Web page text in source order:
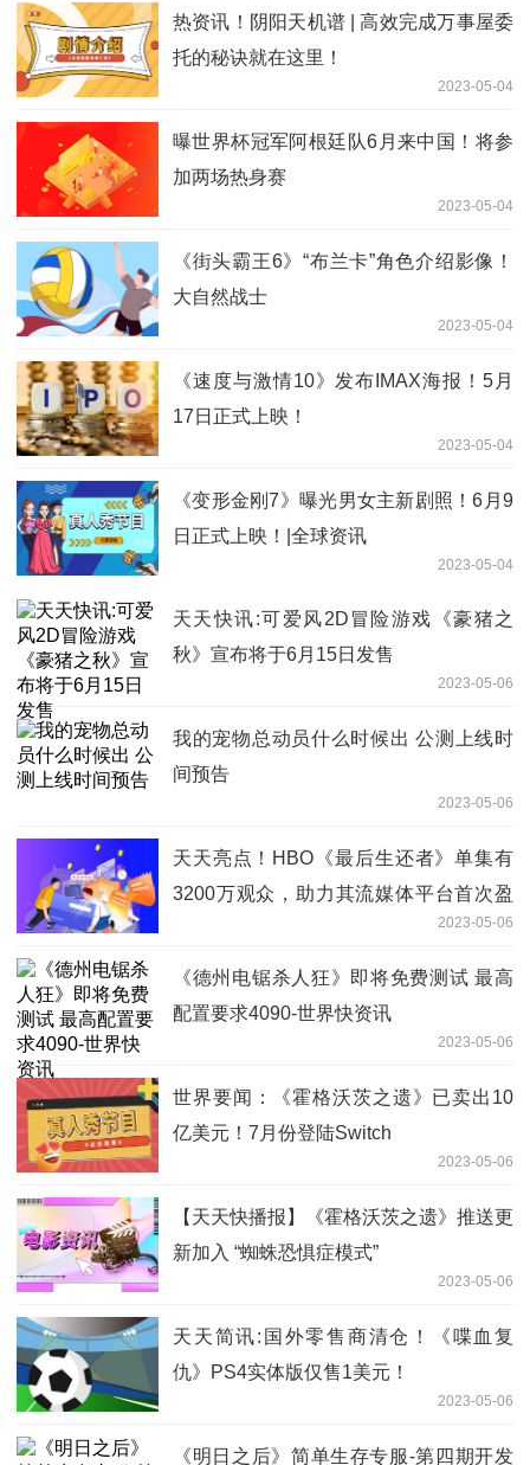
热资讯！阴阳天机谱 | 高效完成万事屋委
托的秘诀就在这里！
2023-05-04
曝世界杯冠军阿根廷队6月来中国！将参
加两场热身赛
2023-05-04
《街头霸王6》“布兰卡”角色介绍影像！
大自然战士
2023-05-04
《速度与激情10》发布IMAX海报！5月
17日正式上映！
2023-05-04
《变形金刚7》曝光男女主新剧照！6月9
日正式上映！|全球资讯
2023-05-04
天天快讯:可爱风2D冒险游戏《豪猪之
秋》宣布将于6月15日发售
2023-05-06
我的宠物总动员什么时候出 公测上线时
间预告
2023-05-06
天天亮点！HBO《最后生还者》单集有
3200万观众，助力其流媒体平台首次盈
2023-05-06
《德州电锯杀人狂》即将免费测试 最高
配置要求4090-世界快资讯
2023-05-06
世界要闻：《霍格沃茨之遗》已卖出10
亿美元！7月份登陆Switch
2023-05-06
【天天快播报】《霍格沃茨之遗》推送更
新加入 “蜘蛛恐惧症模式”
2023-05-06
天天简讯:国外零售商清仓！《喋血复
仇》PS4实体版仅售1美元！
2023-05-06
《明日之后》简单生存专服-第四期开发